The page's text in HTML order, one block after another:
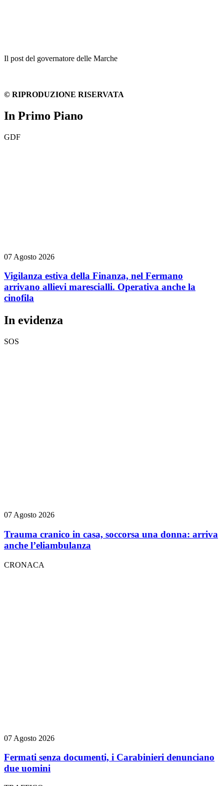
Il post del governatore delle Marche
© RIPRODUZIONE RISERVATA
In Primo Piano
GDF
07 Agosto 2026
Vigilanza estiva della Finanza, nel Fermano
arrivano allievi marescialli. Operativa anche la
cinofila
In evidenza
SOS
07 Agosto 2026
Trauma cranico in casa, soccorsa una donna: arriva
anche l’eliambulanza
CRONACA
07 Agosto 2026
Fermati senza documenti, i Carabinieri denunciano
due uomini